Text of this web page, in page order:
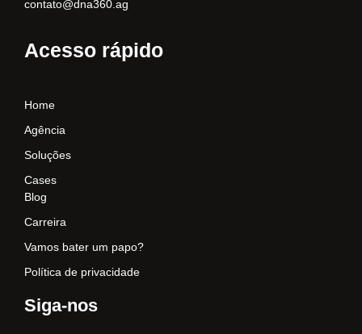
contato@dna360.ag
Acesso rápido
Home
Agência
Soluções
Cases
Blog
Carreira
Vamos bater um papo?
Política de privacidade
Siga-nos